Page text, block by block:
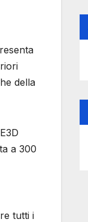
della
a 300
tutti i